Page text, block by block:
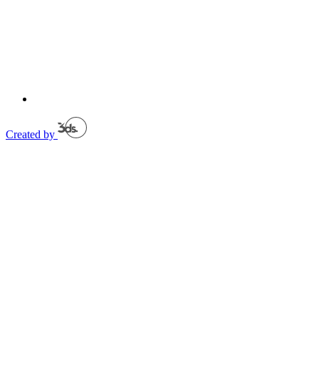
Created by